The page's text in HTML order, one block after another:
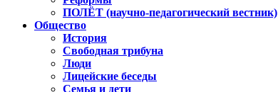
ПОЛЁТ (научно-педагогический вестник)
Общество
История
Свободная трибуна
Люди
Лицейские беседы
Семья и дети